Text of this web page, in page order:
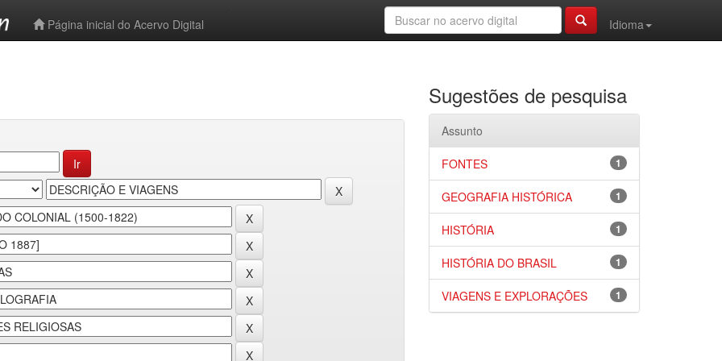
Página inicial do Acervo Digital
Idioma
Sugestões de pesquisa
Assunto
1
FONTES
1
GEOGRAFIA HISTÓRICA
1
HISTÓRIA
1
HISTÓRIA DO BRASIL
1
VIAGENS E EXPLORAÇÕES